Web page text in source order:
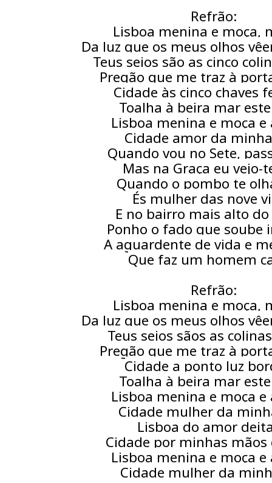
Refrão:
Lisboa menina e moça,
Da luz que os meus olhos
Teus seios são as cinco
Pregão que me traz à
Cidade às cinco chaves
Toalha à beira mar
Lisboa menina e moça
Cidade amor da
Quando vou no Sete,
Mas na Graça eu vejo-
Quando o pombo te
És mulher das nove
E no bairro mais alto
Ponho o fado que soube
A aguardente de vida e
Que faz um homem
Refrão:
Lisboa menina e moça,
Da luz que os meus olhos
Teus seios sãos as
Pregão que me traz à
Cidade a ponto luz
Toalha à beira mar
Lisboa menina e moça
Cidade mulher da
Lisboa do amor
Cidade por minhas mãos
Lisboa menina e moça
Cidade mulher da